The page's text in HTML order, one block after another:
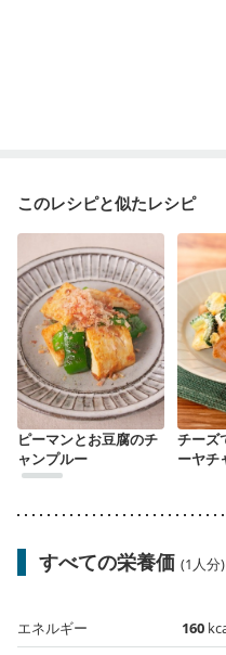
このレシピと似たレシピ
ピーマンとお豆腐のチ
ャンプルー
チーズ
ーヤチ
すべての栄養価 (1人分)
エネルギー 160